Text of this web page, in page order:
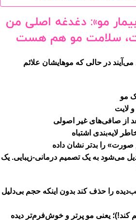
مو»: دغدغه اصلی من
سلامت مو هم هست
در حالی که موهایشان علائم
مو
لایت
از صافی‌های غیر اصولی
لایه‌بندی اشتباه
را بدتر نشان داده
می‌شود به یک تصمیم درمانی-زیبایی. یک
را حذف کند بدون اینکه حجم بی‌دلیل
کند!)؛ یعنی مو پرتر و خوش‌فرم‌تر دیده